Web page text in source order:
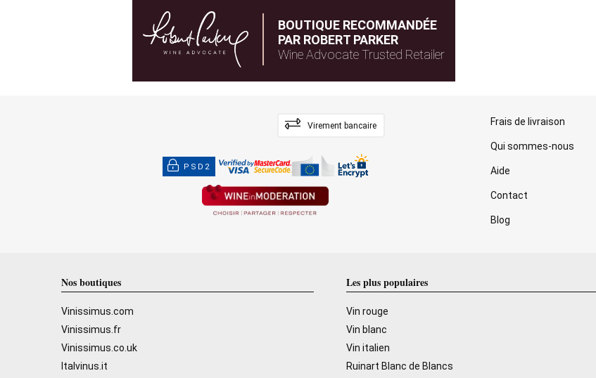
BOUTIQUE RECOMMANDÉE
PAR ROBERT PARKER
Wine Advocate Trusted Retailer
Virement bancaire
PSD2
Frais de livraison
Qui sommes-nous
Aide
Contact
Blog
Nos boutiques
Vinissimus.com
Vinissimus.fr
Vinissimus.co.uk
Italvinus.it
Les plus populaires
Vin rouge
Vin blanc
Vin italien
Ruinart Blanc de Blancs